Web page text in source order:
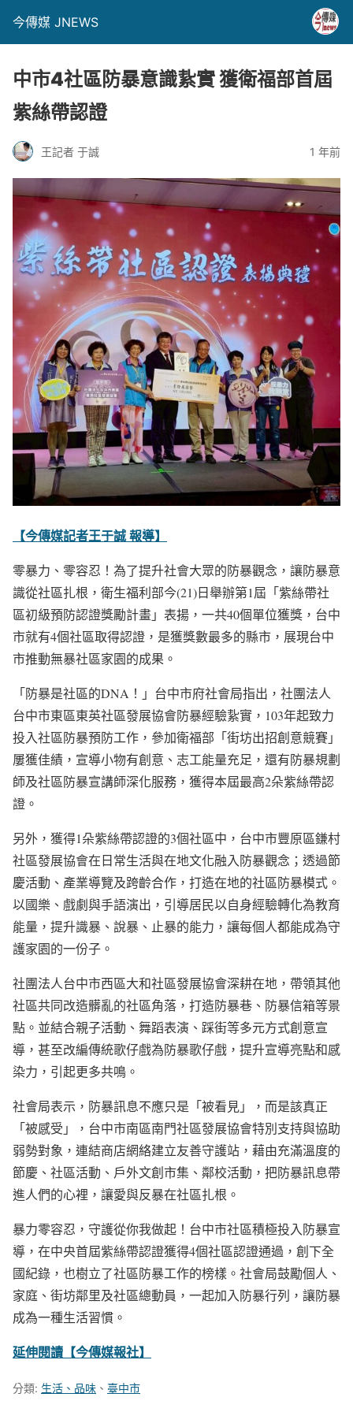
今傳媒 JNEWS
中市4社區防暴意識紥實 獲衛福部首屆
紫絲帶認證
王記者 于誠 1 年前
【今傳媒記者王于誠 報導】
零暴力、零容忍！為了提升社會大眾的防暴觀念，讓防暴意
識從社區扎根，衛生福利部今(21)日舉辦第1屆「紫絲帶社
區初級預防認證獎勵計畫」表揚，一共40個單位獲獎，台中
市就有4個社區取得認證，是獲獎數最多的縣市，展現台中
市推動無暴社區家園的成果。
「防暴是社區的DNA！」台中市府社會局指出，社團法人
台中市東區東英社區發展協會防暴經驗紥實，103年起致力
投入社區防暴預防工作，參加衛福部「街坊出招創意競賽」
屢獲佳績，宣導小物有創意、志工能量充足，還有防暴規劃
師及社區防暴宣講師深化服務，獲得本屆最高2朵紫絲帶認
證。
另外，獲得1朵紫絲帶認證的3個社區中，台中市豐原區鎌村
社區發展協會在日常生活與在地文化融入防暴觀念；透過節
慶活動、產業導覽及跨齡合作，打造在地的社區防暴模式。
以國樂、戲劇與手語演出，引導居民以自身經驗轉化為教育
能量，提升識暴、說暴、止暴的能力，讓每個人都能成為守
護家園的一份子。
社團法人台中市西區大和社區發展協會深耕在地，帶領其他
社區共同改造髒亂的社區角落，打造防暴巷、防暴信箱等景
點。並結合親子活動、舞蹈表演、踩街等多元方式創意宣
導，甚至改編傳統歌仔戲為防暴歌仔戲，提升宣導亮點和感
染力，引起更多共鳴。
社會局表示，防暴訊息不應只是「被看見」，而是該真正
「被感受」，台中市南區南門社區發展協會特別支持與協助
弱勢對象，連結商店網絡建立友善守護站，藉由充滿溫度的
節慶、社區活動、戶外文創市集、鄰校活動，把防暴訊息帶
進人們的心裡，讓愛與反暴在社區扎根。
暴力零容忍，守護從你我做起！台中市社區積極投入防暴宣
導，在中央首屆紫絲帶認證獲得4個社區認證通過，創下全
國紀錄，也樹立了社區防暴工作的榜樣。社會局鼓勵個人、
家庭、街坊鄰里及社區總動員，一起加入防暴行列，讓防暴
成為一種生活習慣。
延伸閱讀【今傳媒報社】
分類: 生活、品味 、 臺中市